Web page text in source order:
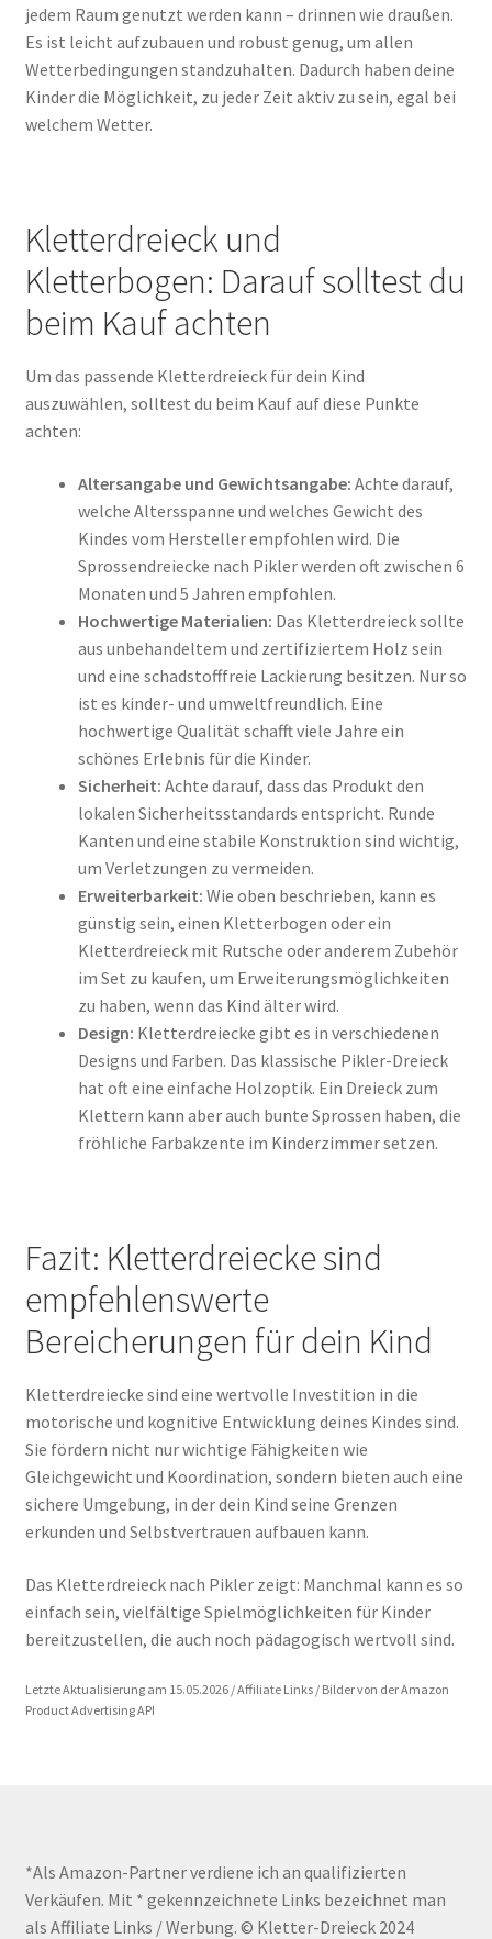
jedem Raum genutzt werden kann – drinnen wie draußen.
Es ist leicht aufzubauen und robust genug, um allen
Wetterbedingungen standzuhalten. Dadurch haben deine
Kinder die Möglichkeit, zu jeder Zeit aktiv zu sein, egal bei
welchem Wetter.
Kletterdreieck und
Kletterbogen: Darauf solltest du
beim Kauf achten
Um das passende Kletterdreieck für dein Kind
auszuwählen, solltest du beim Kauf auf diese Punkte
achten:
Altersangabe und Gewichtsangabe: Achte darauf,
welche Altersspanne und welches Gewicht des
Kindes vom Hersteller empfohlen wird. Die
Sprossendreiecke nach Pikler werden oft zwischen 6
Monaten und 5 Jahren empfohlen.
Hochwertige Materialien: Das Kletterdreieck sollte
aus unbehandeltem und zertifiziertem Holz sein
und eine schadstofffreie Lackierung besitzen. Nur so
ist es kinder- und umweltfreundlich. Eine
hochwertige Qualität schafft viele Jahre ein
schönes Erlebnis für die Kinder.
Sicherheit: Achte darauf, dass das Produkt den
lokalen Sicherheitsstandards entspricht. Runde
Kanten und eine stabile Konstruktion sind wichtig,
um Verletzungen zu vermeiden.
Erweiterbarkeit: Wie oben beschrieben, kann es
günstig sein, einen Kletterbogen oder ein
Kletterdreieck mit Rutsche oder anderem Zubehör
im Set zu kaufen, um Erweiterungsmöglichkeiten
zu haben, wenn das Kind älter wird.
Design: Kletterdreiecke gibt es in verschiedenen
Designs und Farben. Das klassische Pikler-Dreieck
hat oft eine einfache Holzoptik. Ein Dreieck zum
Klettern kann aber auch bunte Sprossen haben, die
fröhliche Farbakzente im Kinderzimmer setzen.
Fazit: Kletterdreiecke sind
empfehlenswerte
Bereicherungen für dein Kind
Kletterdreiecke sind eine wertvolle Investition in die
motorische und kognitive Entwicklung deines Kindes sind.
Sie fördern nicht nur wichtige Fähigkeiten wie
Gleichgewicht und Koordination, sondern bieten auch eine
sichere Umgebung, in der dein Kind seine Grenzen
erkunden und Selbstvertrauen aufbauen kann.
Das Kletterdreieck nach Pikler zeigt: Manchmal kann es so
einfach sein, vielfältige Spielmöglichkeiten für Kinder
bereitzustellen, die auch noch pädagogisch wertvoll sind.
Letzte Aktualisierung am 15.05.2026 / Affiliate Links / Bilder von der Amazon
Product Advertising API
*Als Amazon-Partner verdiene ich an qualifizierten
Verkäufen. Mit * gekennzeichnete Links bezeichnet man
als Affiliate Links / Werbung. © Kletter-Dreieck 2024